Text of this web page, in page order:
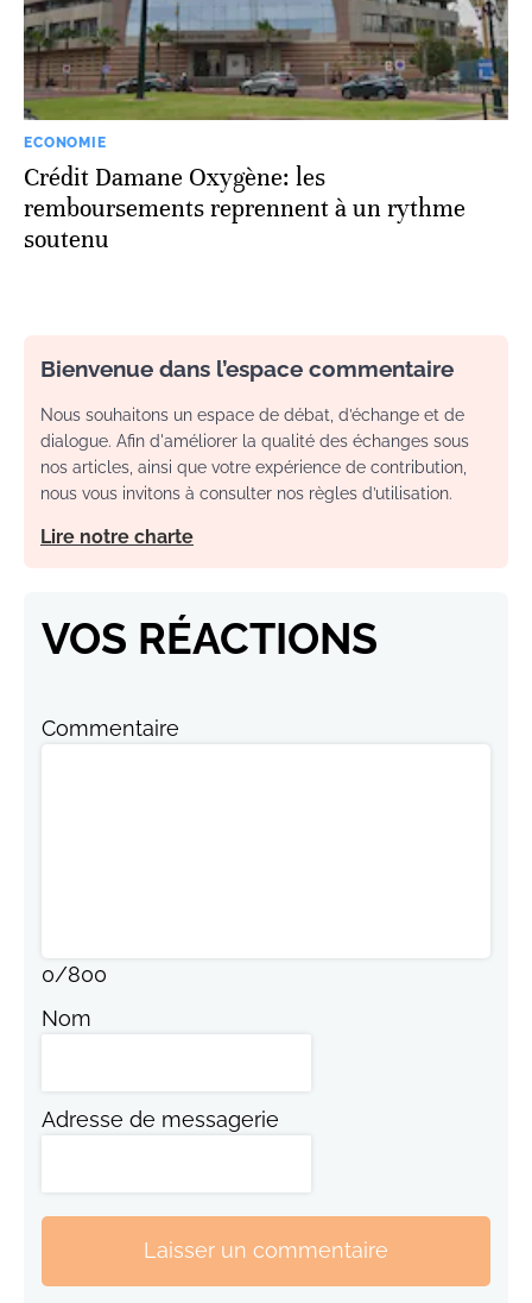
ECONOMIE
Crédit Damane Oxygène: les
remboursements reprennent à un rythme
soutenu
Bienvenue dans l’espace commentaire
Nous souhaitons un espace de débat, d’échange et de
dialogue. Afin d'améliorer la qualité des échanges sous
nos articles, ainsi que votre expérience de contribution,
nous vous invitons à consulter nos règles d’utilisation.
Lire notre charte
VOS RÉACTIONS
Commentaire
0/800
Nom
Adresse de messagerie
Laisser un commentaire